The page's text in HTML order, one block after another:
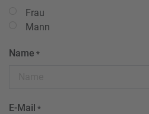
Frau
Mann
Name *
E-Mail *